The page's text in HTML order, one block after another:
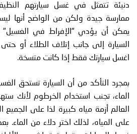
دنيئة تتمثل في غسل سيارتهم
ممارسة جيدة ولكن من الواضح أنها
يمكن أن يؤدي "الإفراط في الغسيل"
السيارة إلى جانب إتلاف الطلاء أو
اغسل سيارتك فقط إذا كانت متسخة.
بمجرد التأكد من أن السيارة تستحق
الماء، تجنب استخدام الخرطوم لأنك
العالم أزمة مياه كبيرة لذا على
على المياه، لذلك اختر دلاء من الماء.